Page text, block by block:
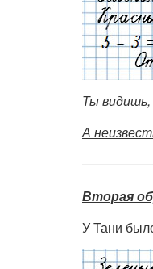
Ты
А
Вторая
У Тани